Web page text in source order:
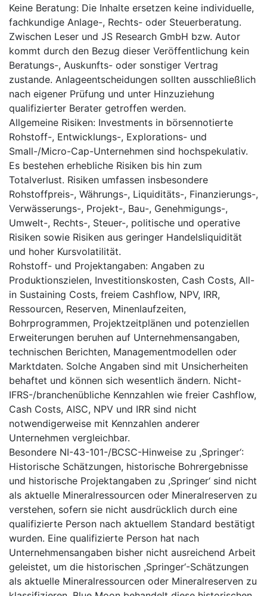
Keine Beratung: Die Inhalte ersetzen keine individuelle,
fachkundige Anlage-, Rechts- oder Steuerberatung.
Zwischen Leser und JS Research GmbH bzw. Autor
kommt durch den Bezug dieser Veröffentlichung kein
Beratungs-, Auskunfts- oder sonstiger Vertrag
zustande. Anlageentscheidungen sollten ausschließlich
nach eigener Prüfung und unter Hinzuziehung
qualifizierter Berater getroffen werden.
Allgemeine Risiken: Investments in börsennotierte
Rohstoff-, Entwicklungs-, Explorations- und
Small-/Micro-Cap-Unternehmen sind hochspekulativ.
Es bestehen erhebliche Risiken bis hin zum
Totalverlust. Risiken umfassen insbesondere
Rohstoffpreis-, Währungs-, Liquiditäts-, Finanzierungs-,
Verwässerungs-, Projekt-, Bau-, Genehmigungs-,
Umwelt-, Rechts-, Steuer-, politische und operative
Risiken sowie Risiken aus geringer Handelsliquidität
und hoher Kursvolatilität.
Rohstoff- und Projektangaben: Angaben zu
Produktionszielen, Investitionskosten, Cash Costs, All-
in Sustaining Costs, freiem Cashflow, NPV, IRR,
Ressourcen, Reserven, Minenlaufzeiten,
Bohrprogrammen, Projektzeitplänen und potenziellen
Erweiterungen beruhen auf Unternehmensangaben,
technischen Berichten, Managementmodellen oder
Marktdaten. Solche Angaben sind mit Unsicherheiten
behaftet und können sich wesentlich ändern. Nicht-
IFRS-/branchenübliche Kennzahlen wie freier Cashflow,
Cash Costs, AISC, NPV und IRR sind nicht
notwendigerweise mit Kennzahlen anderer
Unternehmen vergleichbar.
Besondere NI-43-101-/BCSC-Hinweise zu ,Springer‘:
Historische Schätzungen, historische Bohrergebnisse
und historische Projektangaben zu ,Springer‘ sind nicht
als aktuelle Mineralressourcen oder Mineralreserven zu
verstehen, sofern sie nicht ausdrücklich durch eine
qualifizierte Person nach aktuellem Standard bestätigt
wurden. Eine qualifizierte Person hat nach
Unternehmensangaben bisher nicht ausreichend Arbeit
geleistet, um die historischen ,Springer‘-Schätzungen
als aktuelle Mineralressourcen oder Mineralreserven zu